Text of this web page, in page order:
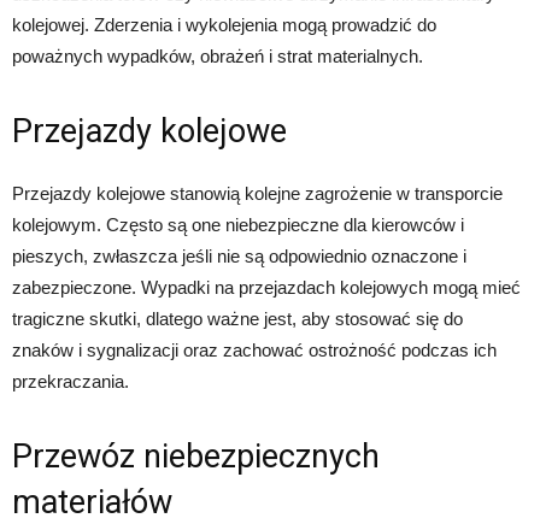
kolejowej. Zderzenia i wykolejenia mogą prowadzić do
poważnych wypadków, obrażeń i strat materialnych.
Przejazdy kolejowe
Przejazdy kolejowe stanowią kolejne zagrożenie w transporcie
kolejowym. Często są one niebezpieczne dla kierowców i
pieszych, zwłaszcza jeśli nie są odpowiednio oznaczone i
zabezpieczone. Wypadki na przejazdach kolejowych mogą mieć
tragiczne skutki, dlatego ważne jest, aby stosować się do
znaków i sygnalizacji oraz zachować ostrożność podczas ich
przekraczania.
Przewóz niebezpiecznych
materiałów